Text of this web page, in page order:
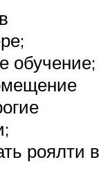
обучение;
роялти в